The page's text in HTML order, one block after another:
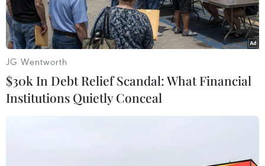
JG Wentworth
$30k In Debt Relief Scandal: What Financial
Institutions Quietly Conceal